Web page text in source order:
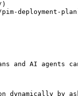
)
deployment-
and AI agents
by